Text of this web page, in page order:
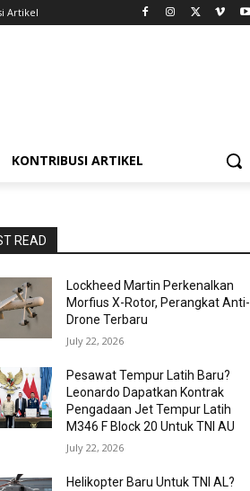
Artikel
KONTRIBUSI ARTIKEL
READ
Lockheed Martin Perkenalkan
Morfius X-Rotor, Perangkat Anti-
Drone Terbaru
July 22, 2026
Pesawat Tempur Latih Baru?
Leonardo Dapatkan Kontrak
Pengadaan Jet Tempur Latih
M346 F Block 20 Untuk TNI AU
July 22, 2026
Helikopter Baru Untuk TNI AL?